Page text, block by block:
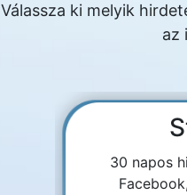
Válassza ki melyik
az
30 napos